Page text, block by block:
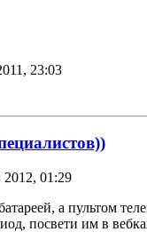
23:03
2012, 01:29
а пультом
посвети им в